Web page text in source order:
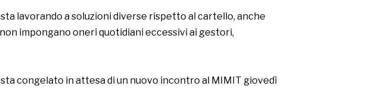
lavorando a soluzioni diverse rispetto al cartello, anche
impongano oneri quotidiani eccessivi ai gestori,
congelato in attesa di un nuovo incontro al MIMIT giovedì